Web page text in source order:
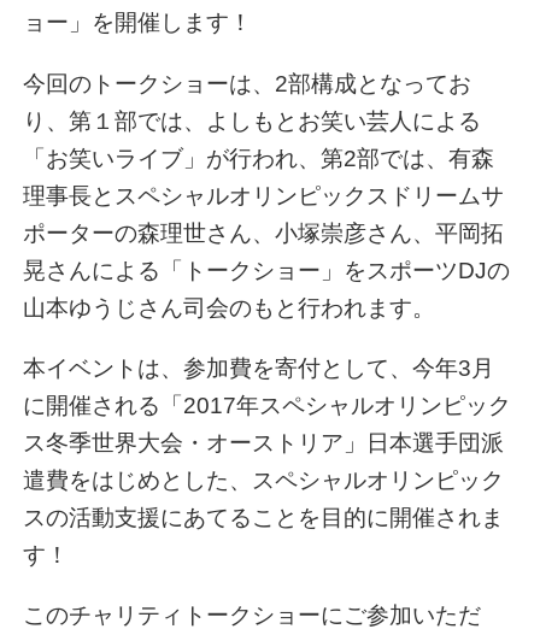
ョー」を開催します！
今回のトークショーは、2部構成となってお
り、第１部では、よしもとお笑い芸人による
「お笑いライブ」が行われ、第2部では、有森
理事長とスペシャルオリンピックスドリームサ
ポーターの森理世さん、小塚崇彦さん、平岡拓
晃さんによる「トークショー」をスポーツDJの
山本ゆうじさん司会のもと行われます。
本イベントは、参加費を寄付として、今年3月
に開催される「2017年スペシャルオリンピック
ス冬季世界大会・オーストリア」日本選手団派
遣費をはじめとした、スペシャルオリンピック
スの活動支援にあてることを目的に開催されま
す！
このチャリティトークショーにご参加いただ